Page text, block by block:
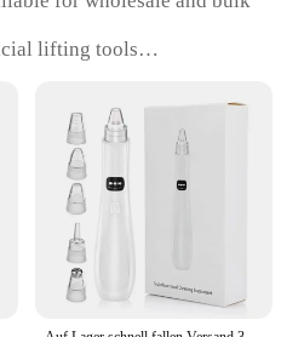
lifting tools
grade for salon
Advanced features for
lifting
sets with
use